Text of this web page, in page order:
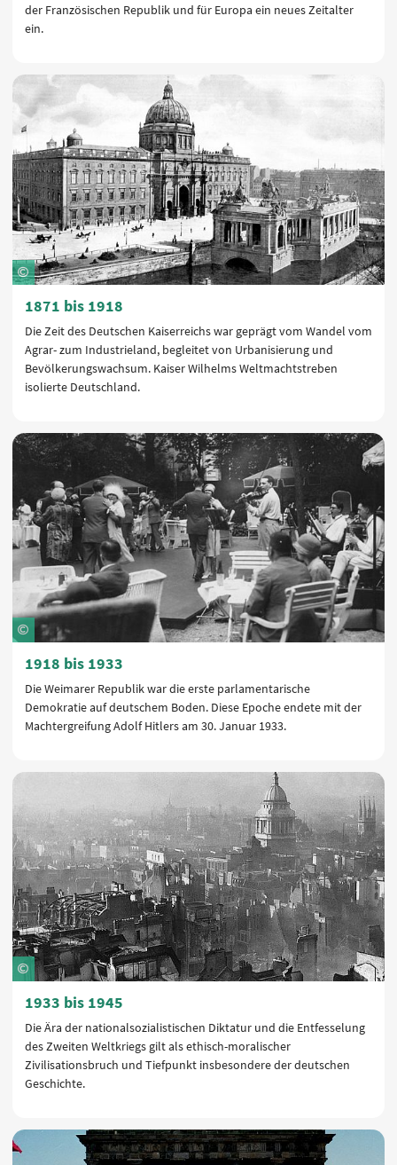
der Französischen Republik und für Europa ein neues Zeitalter
ein.
1871 bis 1918
Die Zeit des Deutschen Kaiserreichs war geprägt vom Wandel vom
Agrar- zum Industrieland, begleitet von Urbanisierung und
Bevölkerungswachsum. Kaiser Wilhelms Weltmachtstreben
isolierte Deutschland.
1918 bis 1933
Die Weimarer Republik war die erste parlamentarische
Demokratie auf deutschem Boden. Diese Epoche endete mit der
Machtergreifung Adolf Hitlers am 30. Januar 1933.
1933 bis 1945
Die Ära der nationalsozialistischen Diktatur und die Entfesselung
des Zweiten Weltkriegs gilt als ethisch-moralischer
Zivilisationsbruch und Tiefpunkt insbesondere der deutschen
Geschichte.